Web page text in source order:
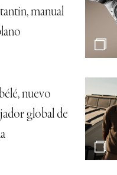
manual
nuevo
global de